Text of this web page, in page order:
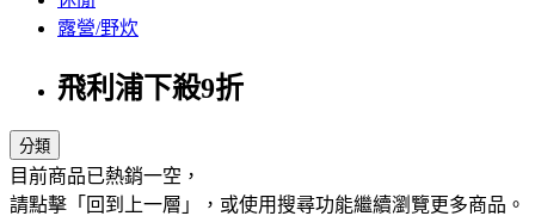
露營/野炊
飛利浦下殺9折
分類
目前商品已熱銷一空，
請點擊「回到上一層」，或使用搜尋功能繼續瀏覽更多商品。